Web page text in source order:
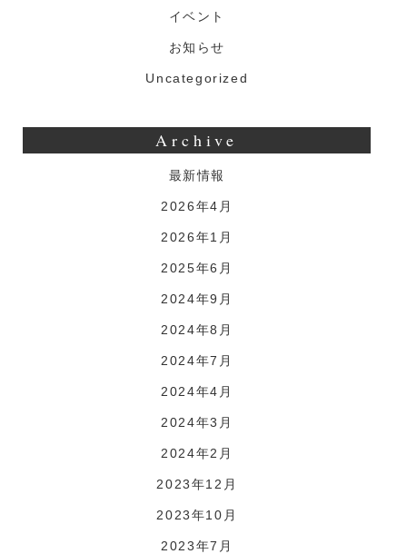
イベント
お知らせ
Uncategorized
Archive
最新情報
2026年4月
2026年1月
2025年6月
2024年9月
2024年8月
2024年7月
2024年4月
2024年3月
2024年2月
2023年12月
2023年10月
2023年7月